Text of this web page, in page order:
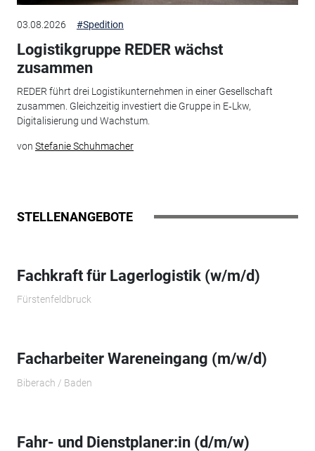
03.08.2026 #Spedition
Logistikgruppe REDER wächst
zusammen
REDER führt drei Logistikunternehmen in einer Gesellschaft
zusammen. Gleichzeitig investiert die Gruppe in E‑Lkw,
Digitalisierung und Wachstum.
von Stefanie Schuhmacher
STELLENANGEBOTE
Fachkraft für Lagerlogistik (w/m/d)
Fürstenfeldbruck
Facharbeiter Wareneingang (m/w/d)
Biberach / Baden
Fahr- und Dienstplaner:in (d/m/w)